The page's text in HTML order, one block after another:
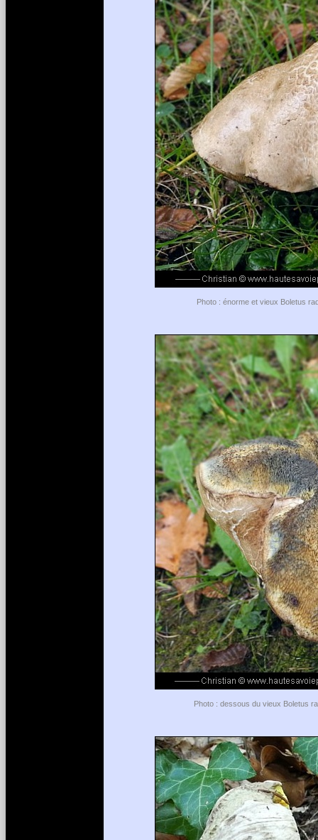
Photo : énorme et vieux Boletus
Photo : dessous du vieux Boletus